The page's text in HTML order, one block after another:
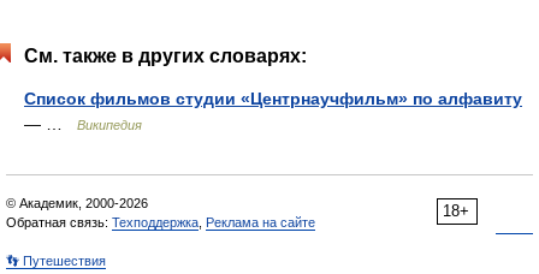
См. также в других словарях:
Список фильмов студии «Центрнаучфильм» по алфавиту
— …
Википедия
18+
© Академик, 2000-2026
Обратная связь: Техподдержка Реклама на сайте
👣 Путешествия